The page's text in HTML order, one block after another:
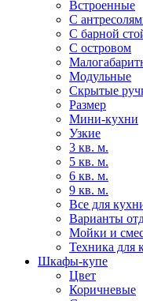
Встроенные
С
С барной
С островом
Модульные
Скрытые
Размер
Мини-кухни
Узкие
3 кв. м.
5 кв. м.
6 кв. м.
9 кв. м.
Все для
Варианты
Мойки и
Техника для
Шкафы-купе
Цвет
Коричневые